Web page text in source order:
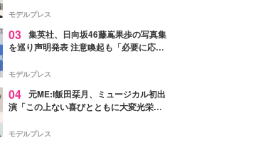
モデルプレス
03 集英社、日向坂46藤嶌果歩の写真集
を巡り声明発表 注意喚起も「必要に応じ
モデルプレス
04 元ME:I飯田栞月、ミュージカル初出
演「この上ない喜びとともに大変光栄」
ャスト発表
モデルプレス